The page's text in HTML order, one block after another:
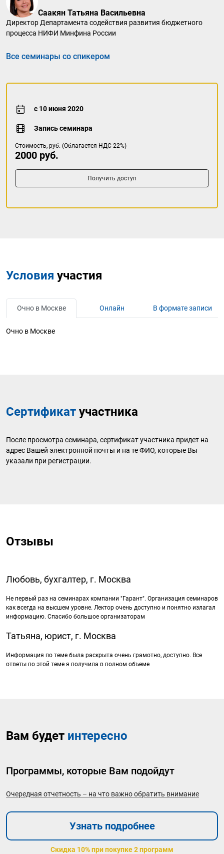
Саакян Татьяна Васильевна
Директор Департамента содействия развития бюджетного
процесса НИФИ Минфина России
Все семинары со спикером
с 10 июня 2020
Запись семинара
Стоимость, руб. (Облагается НДС 22%)
2000 руб.
Получить доступ
Условия участия
Очно в Москве Онлайн В формате записи
Очно в Москве
Сертификат участника
После просмотра семинара, сертификат участника придет на
адрес Вашей электронной почты и на те ФИО, которые Вы
указали при регистрации.
Отзывы
Любовь, бухгалтер, г. Москва
Не первый раз на семинарах компании "Гарант". Организация семинаров
как всегда на высшем уровне. Лектор очень доступно и понятно излагал
информацию. Спасибо большое организаторам
Татьяна, юрист, г. Москва
Информация по теме была раскрыта очень грамотно, доступно. Все
ответы по этой теме я получила в полном объеме
Вам будет интересно
Программы, которые Вам подойдут
Очередная отчетность – на что важно обратить внимание
Узнать подробнее
Скидка 10% при покупке 2 программ